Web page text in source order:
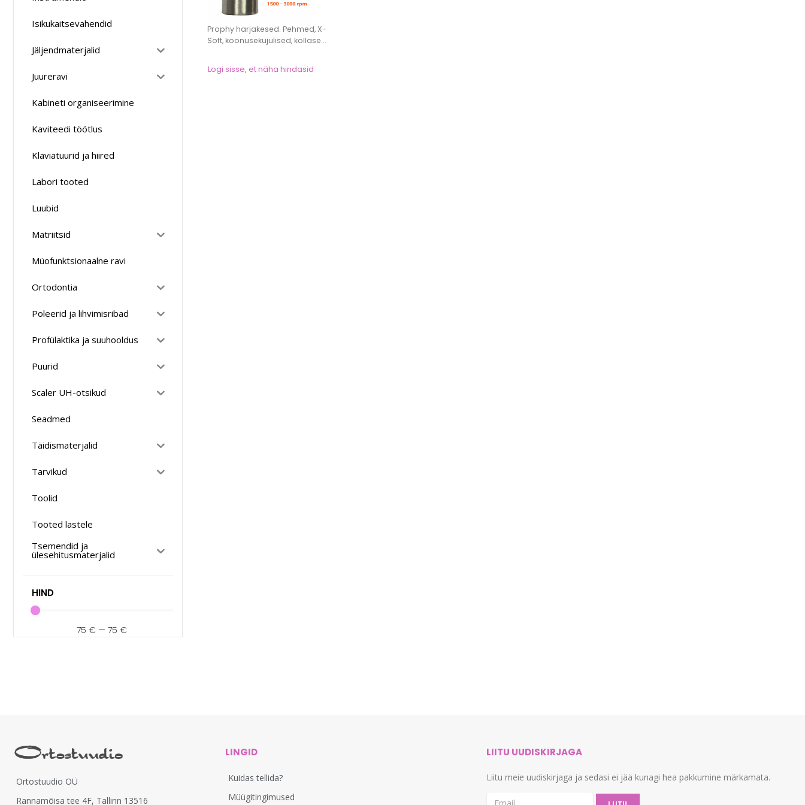
Isikukaitsevahendid
Jäljendmaterjalid
Juureravi
Kabineti organiseerimine
Kaviteedi töötlus
Klaviatuurid ja hiired
Labori tooted
Luubid
Matriitsid
Müofunktsionaalne ravi
Ortodontia
Poleerid ja lihvimisribad
Profülaktika ja suuhooldus
Puurid
Scaler UH-otsikud
Seadmed
Täidismaterjalid
Tarvikud
Toolid
Tooted lastele
Tsemendid ja
ülesehitusmaterjalid
HIND
75 € — 75 €
Prophy harjakesed. Pehmed, X-
Soft, koonusekujulised, kollase...
Logi sisse, et näha hindasid
Ortostuudio OÜ
Rannamõisa tee 4F, Tallinn 13516
LINGID
Kuidas tellida?
Müügitingimused
LIITU UUDISKIRJAGA
Liitu meie uudiskirjaga ja sedasi ei jää kunagi hea pakkumine märkamata.